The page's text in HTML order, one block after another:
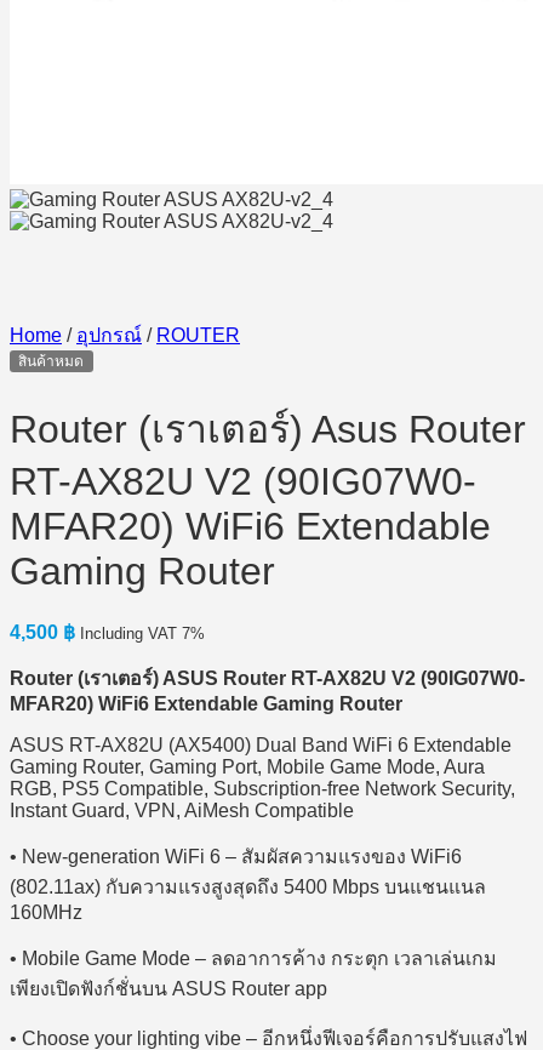
Home / อุปกรณ์ / ROUTER
สินค้าหมด
Router (เราเตอร์) Asus Router
RT-AX82U V2 (90IG07W0-
MFAR20) WiFi6 Extendable
Gaming Router
4,500 ฿ Including VAT 7%
Router (เราเตอร์) ASUS Router RT-AX82U V2 (90IG07W0-
MFAR20) WiFi6 Extendable Gaming Router
ASUS RT-AX82U (AX5400) Dual Band WiFi 6 Extendable
Gaming Router, Gaming Port, Mobile Game Mode, Aura
RGB, PS5 Compatible, Subscription-free Network Security,
Instant Guard, VPN, AiMesh Compatible
• New-generation WiFi 6 – สัมผัสความแรงของ WiFi6
(802.11ax) กับความแรงสูงสุดถึง 5400 Mbps บนแชนแนล
160MHz
• Mobile Game Mode – ลดอาการค้าง กระตุก เวลาเล่นเกม
เพียงเปิดฟังก์ชั่นบน ASUS Router app
• Choose your lighting vibe – อีกหนึ่งฟีเจอร์คือการปรับแสงไฟ